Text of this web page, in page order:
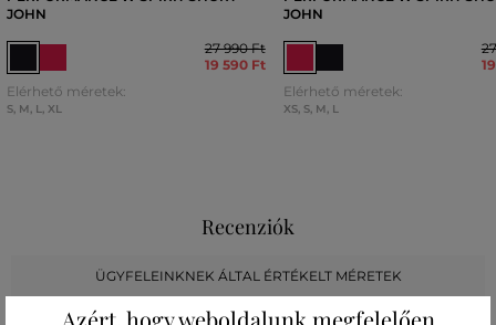
JOHN
27 990 Ft
19 590 Ft
Elérhető méretek:
S, M, L, XL
JOHN
Elérhető méretek:
XS, S, M, L
Recenziók
ÜGYFELEINKNEK ÁLTAL ÉRTÉKELT MÉRETEK
Azért, hogy weboldalunk megfelelően